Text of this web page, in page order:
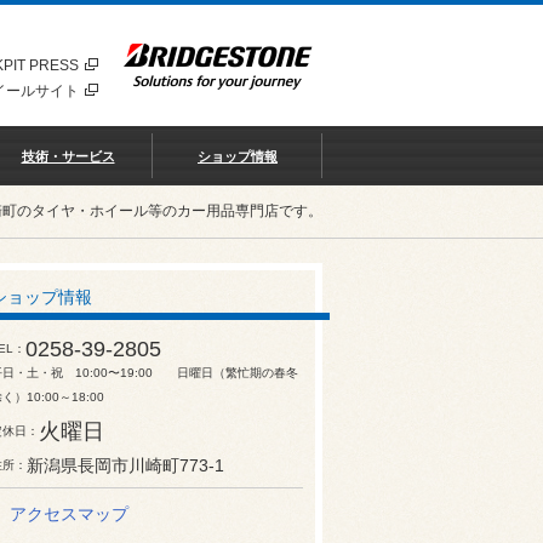
PRESS
ルサイト
技術・サービス ショップ情報
のタイヤ・ホイール等のカー用品専門店です。
ョップ情報
0258-39-2805
日・土・祝 10:00〜19:00 日曜日（繁忙期の春冬
く）10:00～18:00
日 火曜日
所 新潟県長岡市川崎町773-1
アクセスマップ